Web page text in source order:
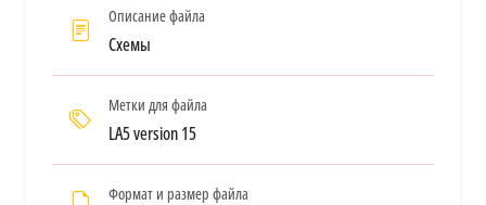
Описание файла
Схемы
Метки для файла
LA5 version 15
Формат и размер файла